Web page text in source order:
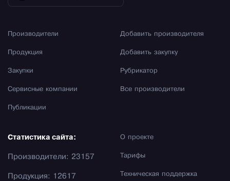
Производители
Продукция
Закупки
Сервисные компании
Публикации
Добавить производителя
Добавить закупку
Рубрикатор
Все производители
О проекте
Тарифы
Техническая поддержка
Статистика сайта:
Производители: 23157
Продукция: 12617